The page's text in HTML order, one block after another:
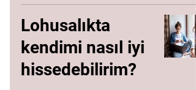
Lohusalıkta
kendimi nasıl iyi
hissedebilirim?